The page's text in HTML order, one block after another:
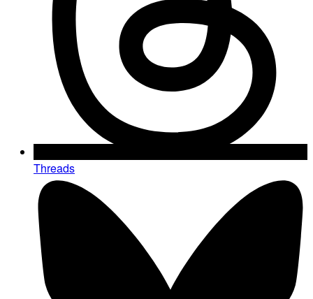
Threads